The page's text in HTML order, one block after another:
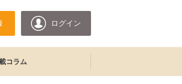
ログイン
コラム